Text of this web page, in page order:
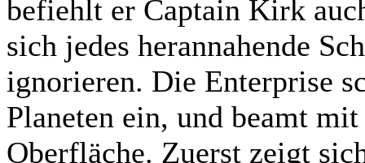
befiehlt er Captain Kirk
sich jedes herannahende
ignorieren. Die Enterprise
Planeten ein, und beamt
Oberfläche. Zuerst zeigt